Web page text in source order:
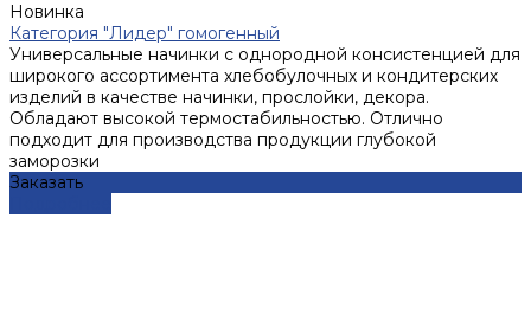
Новинка
Категория "Лидер" гомогенный
Универсальные начинки с однородной консистенцией для
широкого ассортимента хлебобулочных и кондитерских
изделий в качестве начинки, прослойки, декора.
Обладают высокой термостабильностью. Отлично
подходит для производства продукции глубокой
заморозки
Заказать